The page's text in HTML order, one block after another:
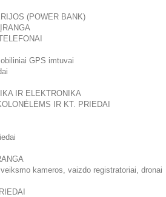
(POWER BANK)
GPS imtuvai
IR ELEKTRONIKA
IR KT. PRIEDAI
kameros, vaizdo registratoriai, dronai